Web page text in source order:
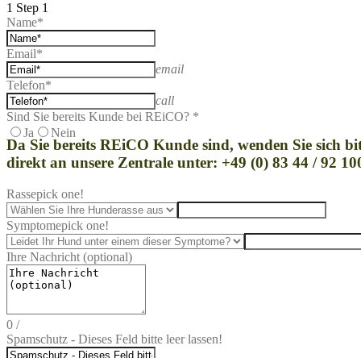
1 Step 1
Name*
Email*
email
Telefon*
call
Sind Sie bereits Kunde bei REiCO? *
Ja
Nein
Da Sie bereits REiCO Kunde sind, wenden Sie sich
direkt an unsere Zentrale unter: +49 (0) 83 44 / 92
Rassepick one!
Symptomepick one!
Ihre Nachricht (optional)
0 /
Spamschutz - Dieses Feld bitte leer lassen!